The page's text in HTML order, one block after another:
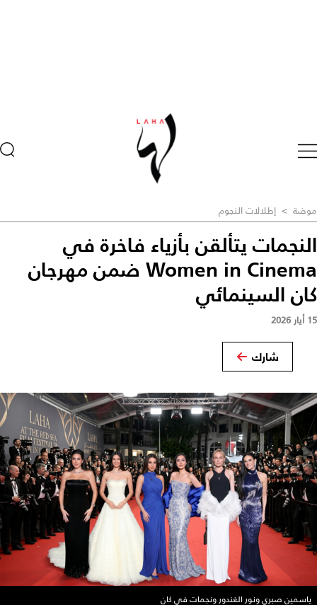
موضة > إطلالات النجوم
النجمات يتألقن بأزياء فاخرة في
Women in Cinema ضمن مهرجان
كان السينمائي
15 أيار 2026
شارك
ياسمين صبري ونور الغندور ونجمات في كان